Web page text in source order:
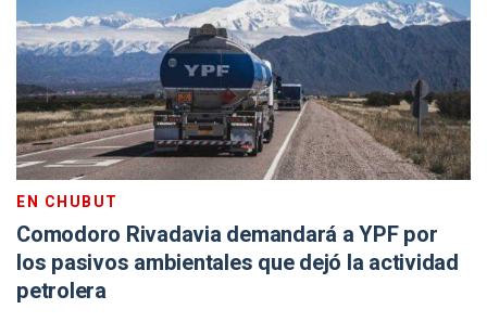
EN CHUBUT
Comodoro Rivadavia demandará a YPF por
los pasivos ambientales que dejó la actividad
petrolera